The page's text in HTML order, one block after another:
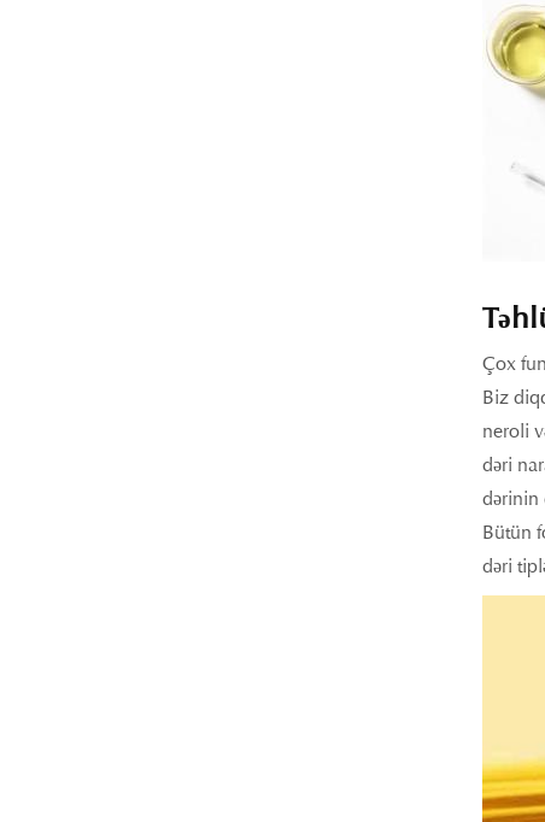
Çox
Biz
neroli
dəri
dərinin
Bütün
dəri